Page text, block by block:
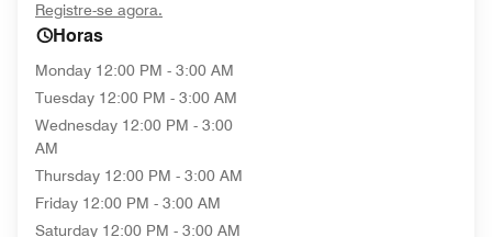
Registre-se agora.
Horas
Monday 12:00 PM - 3:00 AM
Tuesday 12:00 PM - 3:00 AM
Wednesday 12:00 PM - 3:00
AM
Thursday 12:00 PM - 3:00 AM
Friday 12:00 PM - 3:00 AM
Saturday 12:00 PM - 3:00 AM